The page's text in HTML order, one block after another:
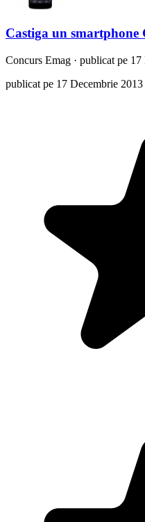
Castiga un smartphone
Concurs Emag · publicat pe 17
publicat pe 17 Decembrie 2013